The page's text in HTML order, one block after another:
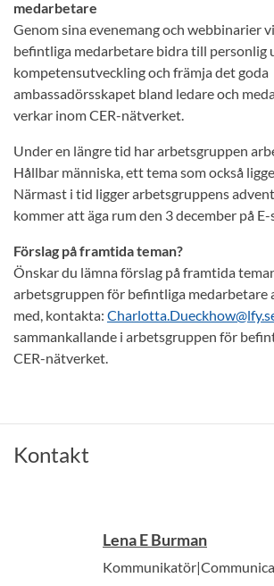
medarbetare
Genom sina evenemang och webbinarier
befintliga medarbetare bidra till personlig
kompetensutveckling och främja det goda
ambassadörsskapet bland ledare och
verkar inom CER-nätverket.
Under en längre tid har arbetsgruppen
Hållbar människa, ett tema som också
Närmast i tid ligger arbetsgruppens
kommer att äga rum den 3 december på
Förslag på framtida teman?
Önskar du lämna förslag på framtida
arbetsgruppen för befintliga medarbetare
med, kontakta:
sammankallande i arbetsgruppen för
CER-nätverket.
Kontakt
Lena E Burman